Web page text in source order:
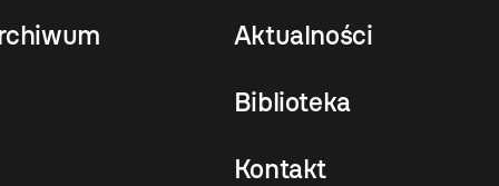
Aktualności
Biblioteka
Kontakt